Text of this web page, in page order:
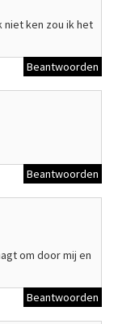
niet ken zou ik het
Beantwoorden
Beantwoorden
om door mij en
Beantwoorden